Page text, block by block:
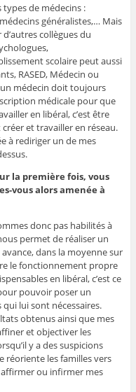
de médecins :
généralistes,… Mais
collègues du
scolaire peut aussi
RASED, Médecin ou
un médecin doit toujours
médicale pour que
en libéral, c’est être
et travailler en réseau.
à rediriger un de mes
la première fois, vous
vous alors amenée à
donc pas habilités à
permet de réaliser un
dans la moyenne sur
le fonctionnement propre
en libéral, c’est ce
pouvoir poser un
lui sont nécessaires.
obtenus ainsi que mes
et objectiver les
y a des suspicions
réoriente les familles vers
ou infirmer mes